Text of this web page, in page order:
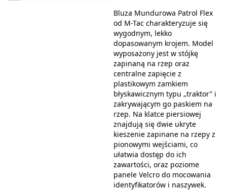
Bluza Mundurowa Patrol Flex
od M-Tac charakteryzuje się
wygodnym, lekko
dopasowanym krojem. Model
wyposażony jest w stójkę
zapinaną na rzep oraz
centralne zapięcie z
plastikowym zamkiem
błyskawicznym typu „traktor” i
zakrywającym go paskiem na
rzep. Na klatce piersiowej
znajdują się dwie ukryte
kieszenie zapinane na rzepy z
pionowymi wejściami, co
ułatwia dostęp do ich
zawartości, oraz poziome
panele Velcro do mocowania
identyfikatorów i naszywek.